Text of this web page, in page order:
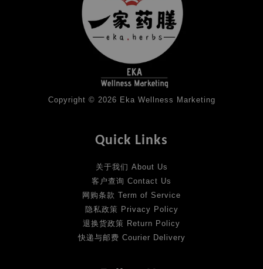
Copyright © 2026 Eka Wellness Marketing
Quick Links
关于我们 About Us
客户查询 Contact Us
网购条款 Term of Service
隐私政策 Privacy Policy
退换货政策 Return Policy
快递与邮费 Courier Delivery